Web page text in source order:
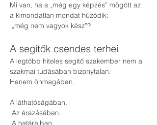
Mi van, ha a „még egy képzés” mögött az
a kimondatlan mondat húzódik:
„még nem vagyok kész”?
A segítők csendes terhei
A legtöbb hiteles segítő szakember nem a
szakmai tudásában bizonytalan.
Hanem önmagában.
A láthatóságában.
Az árazásában.
A határaiban.